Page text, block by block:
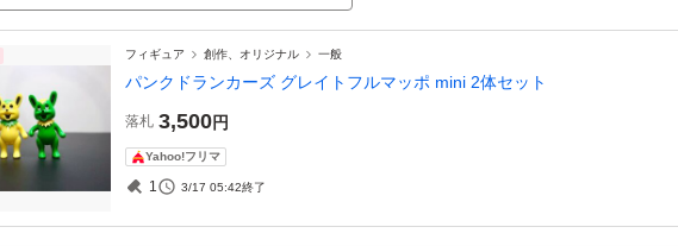
フィギュア 創作、オリジナル 一般
パンクドランカーズ グレイトフルマッポ mini 2体セット
落札 3,500円
Yahoo!フリマ
1 3/17 05:42終了